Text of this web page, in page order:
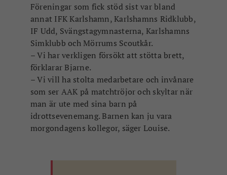
Föreningar som fick stöd sist var bland
annat IFK Karlshamn, Karlshamns Ridklubb,
IF Udd, Svängstagymnasterna, Karlshamns
Simklubb och Mörrums Scoutkår.
– Vi har verkligen försökt att stötta brett,
förklarar Bjarne.
– Vi vill ha stolta medarbetare och invånare
som ser AAK på matchtröjor och skyltar när
man är ute med sina barn på
idrottsevenemang. Barnen kan ju vara
morgondagens kollegor, säger Louise.